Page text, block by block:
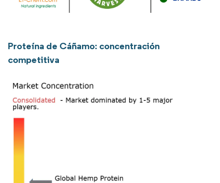
Proteína de Cáñamo: concentración
competitiva